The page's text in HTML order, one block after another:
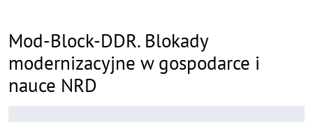
Mod-Block-DDR. Blokady
modernizacyjne w gospodarce i
nauce NRD